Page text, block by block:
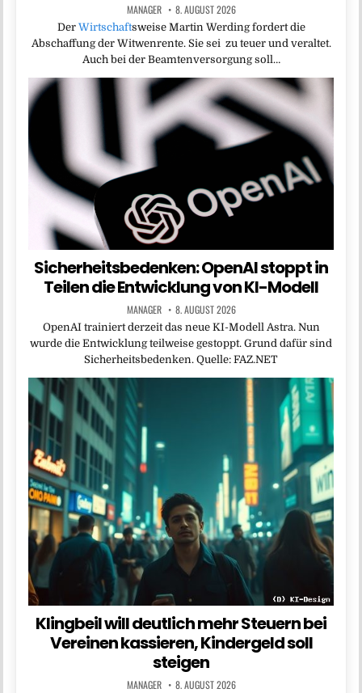
MANAGER 8. AUGUST 2026
Der Wirtschaftsweise Martin Werding fordert die
Abschaffung der Witwenrente. Sie sei zu teuer und veraltet.
Auch bei der Beamtenversorgung soll…
Sicherheitsbedenken: OpenAI stoppt in
Teilen die Entwicklung von KI-Modell
MANAGER 8. AUGUST 2026
OpenAI trainiert derzeit das neue KI-Modell Astra. Nun
wurde die Entwicklung teilweise gestoppt. Grund dafür sind
Sicherheitsbedenken. Quelle: FAZ.NET
Klingbeil will deutlich mehr Steuern bei
Vereinen kassieren, Kindergeld soll
steigen
MANAGER 8. AUGUST 2026